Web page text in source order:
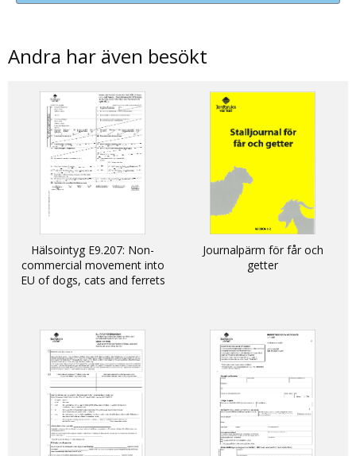
Andra har även besökt
Hälsointyg E9.207: Non-
commercial movement into
EU of dogs, cats and ferrets
Journalpärm för får och
getter